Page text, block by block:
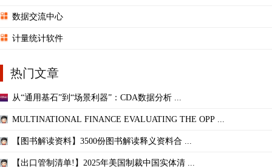
数据交流中心
计量统计软件
热门文章
从“通用基石”到“场景利器”：CDA数据分析 ...
MULTINATIONAL FINANCE EVALUATING THE OPP ...
【图书解读资料】3500份图书解读释义资料合 ...
【出口管制清单!】2025年美国制裁中国实体清 ...